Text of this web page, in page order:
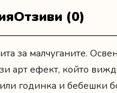
Отзиви (0)
за малчуганите.
арт ефект, който
годинка и бебешки